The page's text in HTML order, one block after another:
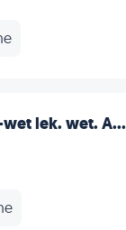
lek. wet. A...